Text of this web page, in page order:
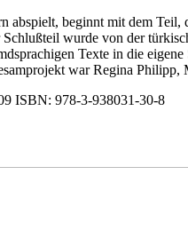
beginnt mit dem
wurde von der
Texte in die
war Regina Philipp,
ISBN: 978-3-938031-30-8